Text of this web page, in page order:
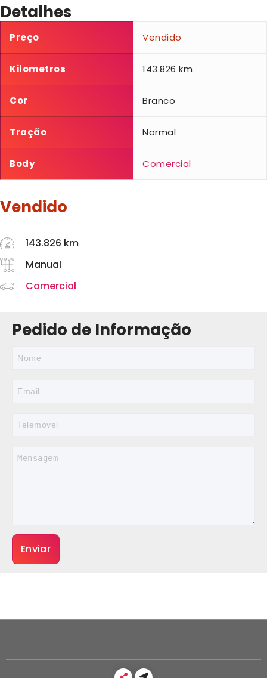
Detalhes
Preço Vendido
Kilometros 143.826 km
Cor Branco
Tração Normal
Body Comercial
Vendido
143.826 km
Manual
Comercial
Pedido de Informação
Enviar